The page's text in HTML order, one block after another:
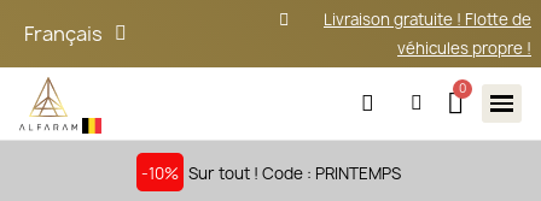
Français
Livraison gratuite ! Flotte de
véhicules propre !
-10% Sur tout ! Code : PRINTEMPS